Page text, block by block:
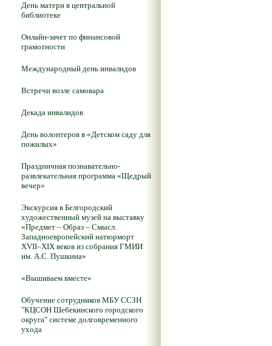
День матери в центральной
библиотеке
Онлайн-зачет по финансовой
грамотности
Международный день инвалидов
Встречи возле самовара
Декада инвалидов
День волонтеров в «Детском саду для
пожилых»
Праздничная познавательно-
развлекательная программа «Щедрый
вечер»
Экскурсия в Белгородский
художественный музей на выставку
«Предмет – Образ – Смысл.
Западноевропейский натюрморт
XVII–XIX веков из собрания ГМИИ
им. А.С. Пушкина»
«Вышиваем вместе»
Обучение сотрудников МБУ ССЗН
"КЦСОН Шебекинского городского
округа" системе долговременного
ухода